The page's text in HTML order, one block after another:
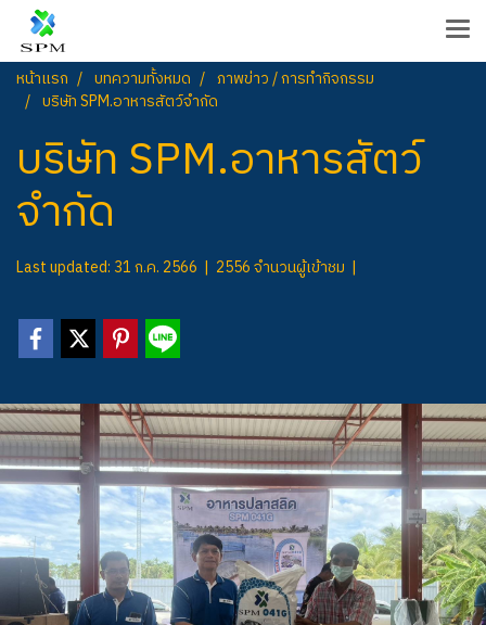
หน้าแรก บทความทั้งหมด
ภาพข่าว / การทำกิจกรรม
บริษัท​ SPM.อาหารสัตว์​จำกัด
บริษัท​ SPM.อาหารสัตว์​
จำกัด
Last updated: 31 ก.ค. 2566 | 2556 จำนวนผู้เข้าชม |